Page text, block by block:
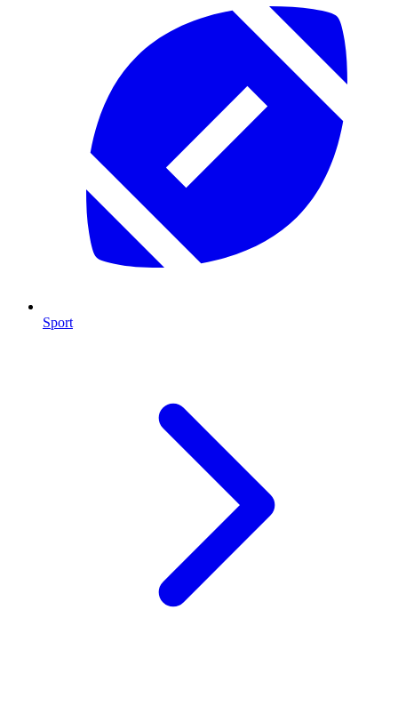
Sport